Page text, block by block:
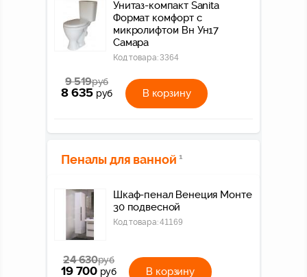
Унитаз-компакт Sanita
Формат комфорт с
микролифтом Вн Ун17
Самара
Код товара:3364
9 519руб
8 635 руб В корзину
Пеналы для ванной 1
Шкаф-пенал Венеция Монте
30 подвесной
Код товара:41169
24 630руб
19 700 руб В корзину